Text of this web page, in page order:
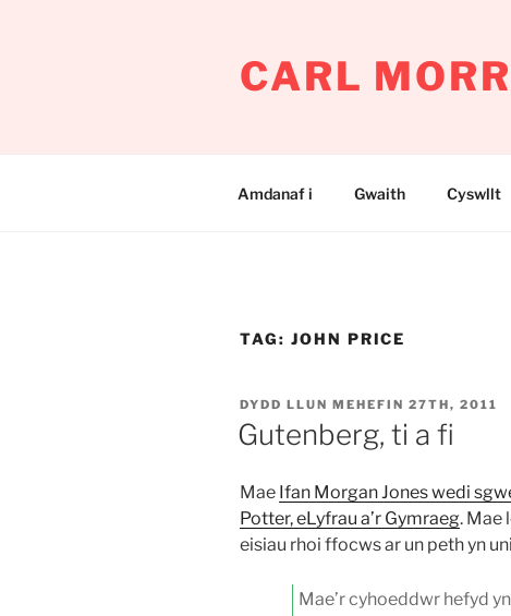
CARL
Amdanaf i Gwaith Cyswllt
TAG: JOHN PRICE
COFNODWYD
AR
DYDD LLUN MEHEFIN 27TH, 2011
Gutenberg, ti a fi
Mae Ifan Morgan Jones wedi
Potter, eLyfrau a’r Gymraeg. Mae
eisiau rhoi ffocws ar un peth yn
Mae’r cyhoeddwr hefyd